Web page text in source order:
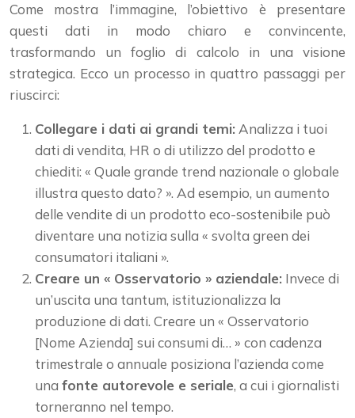
Come mostra l’immagine, l’obiettivo è presentare
questi dati in modo chiaro e convincente,
trasformando un foglio di calcolo in una visione
strategica. Ecco un processo in quattro passaggi per
riuscirci:
Collegare i dati ai grandi temi: Analizza i tuoi
dati di vendita, HR o di utilizzo del prodotto e
chiediti: « Quale grande trend nazionale o globale
illustra questo dato? ». Ad esempio, un aumento
delle vendite di un prodotto eco-sostenibile può
diventare una notizia sulla « svolta green dei
consumatori italiani ».
Creare un « Osservatorio » aziendale: Invece di
un’uscita una tantum, istituzionalizza la
produzione di dati. Creare un « Osservatorio
[Nome Azienda] sui consumi di… » con cadenza
trimestrale o annuale posiziona l’azienda come
unafonte autorevole e seriale, a cui i giornalisti
torneranno nel tempo.